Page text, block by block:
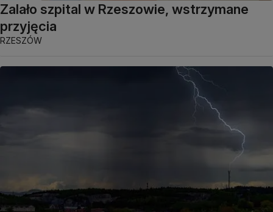
Zalało szpital w Rzeszowie, wstrzymane
przyjęcia
RZESZÓW